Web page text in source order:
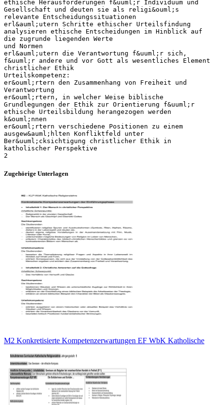
ethische Herausforderungen f&uuml;r Individuum und
Gesellschaft und deuten sie als religi&ouml;s
relevante Entscheidungssituationen
erl&auml;utern Schritte ethischer Urteilsfindung
analysieren ethische Entscheidungen im Hinblick auf
die zugrunde liegenden Werte
und Normen
erl&auml;utern die Verantwortung f&uuml;r sich,
f&uuml;r andere und vor Gott als wesentliches Element
christlicher Ethik
Urteilskompetenz:
er&ouml;rtern den Zusammenhang von Freiheit und
Verantwortung
er&ouml;rtern, in welcher Weise biblische
Grundlegungen der Ethik zur Orientierung f&uuml;r
ethische Urteilsbildung herangezogen werden
k&ouml;nnen
er&ouml;rtern verschiedene Positionen zu einem
ausgew&auml;hlten Konfliktfeld unter
Ber&uuml;cksichtigung christlicher Ethik in
katholischer Perspektive
Zugehörige Unterlagen
M2 Konkretisierte Kompetenzerwartungen EF WbK Katholische